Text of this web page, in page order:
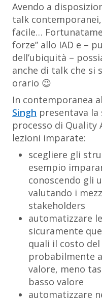
Avendo a
talk
facile…
forze” allo IAD e –
dell’ubiquità –
anche di talk che si
orario 😉
In contemporanea
Singh presentava
processo di Quality
lezioni imparate:
scegliere gli
esempio
conoscendo gli
valutando i
stakeholders
automatizzare
sicuramente
quali il costo
probabilmente
valore, meno
basso valore
automatizzare